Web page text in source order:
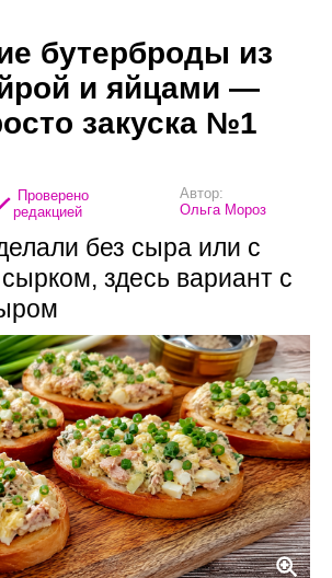
бутерброды из
и яйцами —
закуска №1
Проверено
редакцией
Автор:
Ольга Мороз
без сыра или с
здесь вариант с